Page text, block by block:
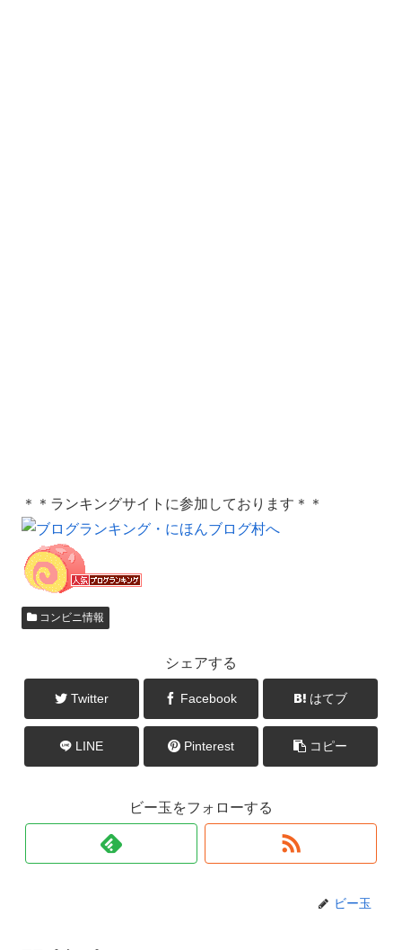
＊＊ランキングサイトに参加しております＊＊
コンビニ情報
シェアする
Twitter Facebook はてブ
LINE Pinterest コピー
ビー玉をフォローする
ビー玉